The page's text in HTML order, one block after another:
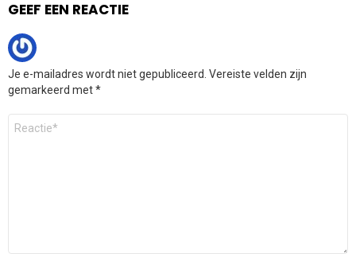
GEEF EEN REACTIE
Je e-mailadres wordt niet gepubliceerd. Vereiste velden zijn
gemarkeerd met*
Reactie